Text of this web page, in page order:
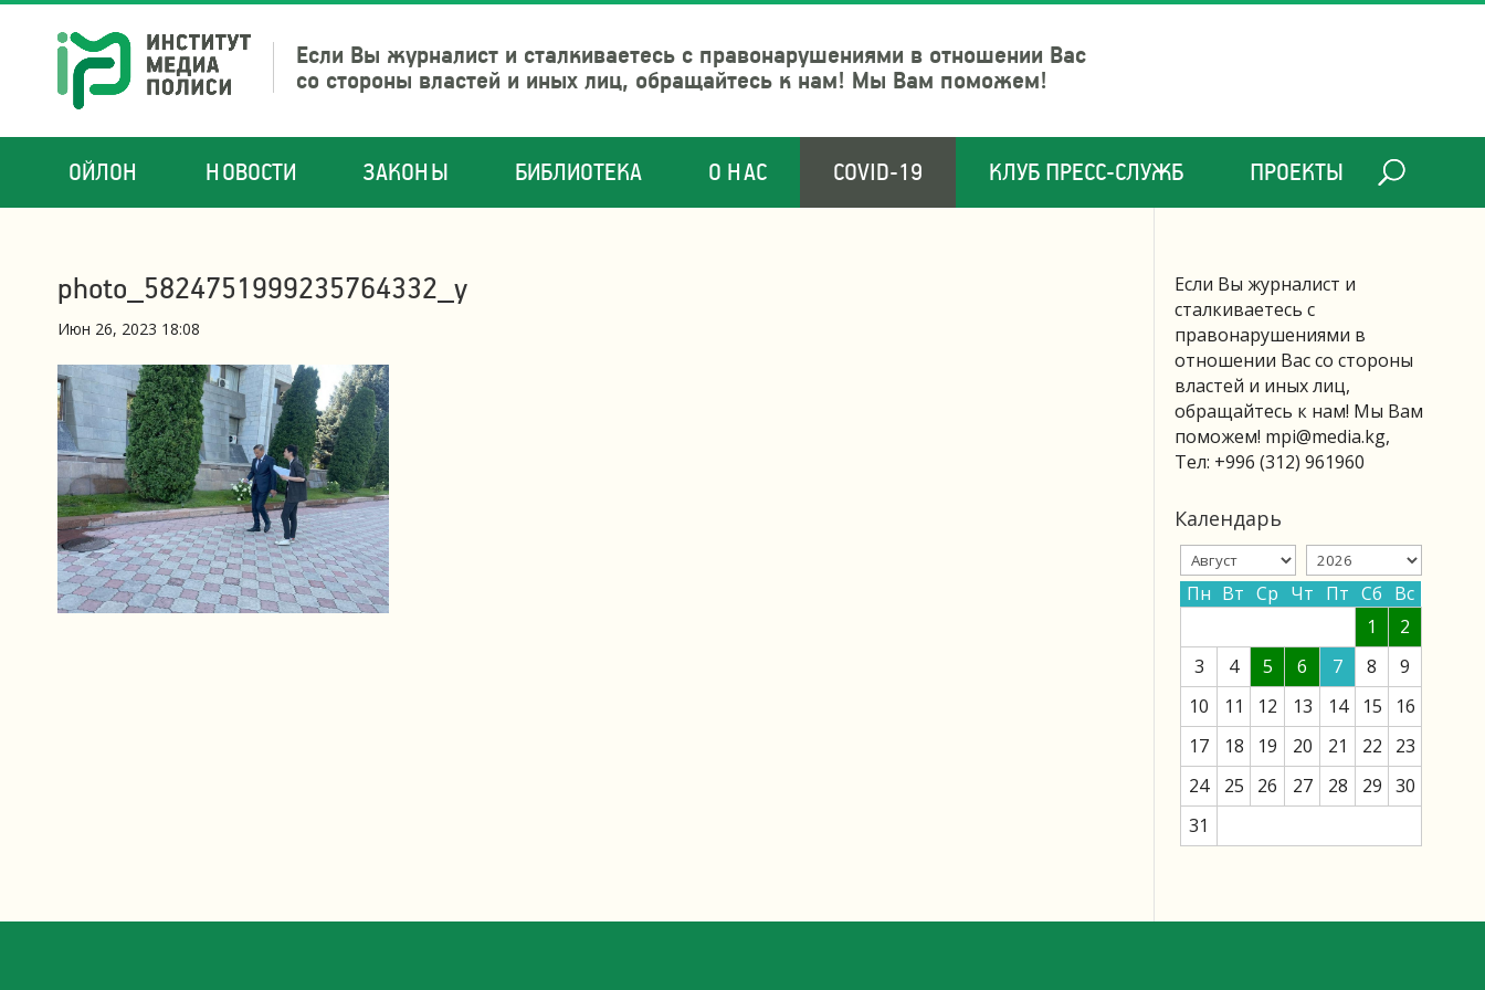
Если Вы журналист и сталкиваетесь с правонарушениями в отношении Вас
со стороны властей и иных лиц, обращайтесь к нам! Мы Вам поможем!
ОЙЛОН НОВОСТИ ЗАКОНЫ БИБЛИОТЕКА О НАС COVID-19 КЛУБ ПРЕСС-СЛУЖБ ПРОЕКТЫ
photo_5824751999235764332_y
Июн 26, 2023 18:08
Если Вы журналист и
сталкиваетесь с
правонарушениями в
отношении Вас со стороны
властей и иных лиц,
обращайтесь к нам! Мы Вам
поможем! mpi@media.kg,
Тел: +996 (312) 961960
Календарь
Пн Вт Ср Чт Пт Сб Вс
1
2
3
4 5 6 7 8
9
10
11 12 13 14 15
16
17
18 19 20 21 22
23
24
25 26 27 28 29 30
31